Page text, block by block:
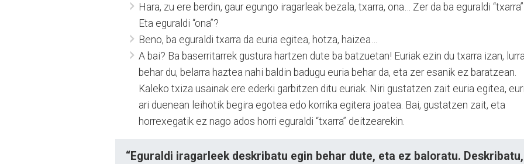
Hara, zu ere berdin, gaur egungo iragarleak bezala, txarra, ona… Zer da ba eguraldi
Eta eguraldi “ona”?
Beno, ba eguraldi txarra da euria egitea, hotza, haizea…
A bai? Ba baserritarrek gustura hartzen dute ba batzuetan! Euriak ezin du txarra izan,
behar du, belarra haztea nahi baldin badugu euria behar da, eta zer esanik ez baratzean.
Kaleko txiza usainak ere ederki garbitzen ditu euriak. Niri gustatzen zait euria egitea,
ari duenean leihotik begira egotea edo korrika egitera joatea. Bai, gustatzen zait, eta
horrexegatik ez nago ados horri eguraldi “txarra” deitzearekin.
“Eguraldi iragarleek deskribatu egin behar dute, eta ez baloratu. Deskribatu,